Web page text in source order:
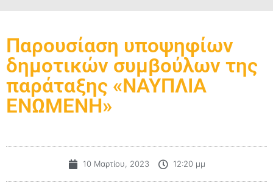
Παρουσίαση υποψηφίων
δημοτικών συμβούλων της
παράταξης «ΝΑΥΠΛΙΑ
ΕΝΩΜΕΝΗ»
10 Μαρτίου, 2023 12:20 μμ